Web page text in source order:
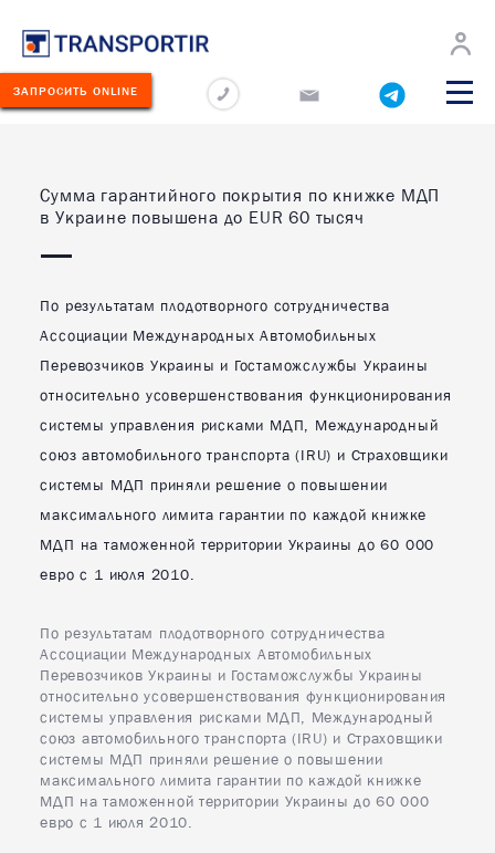
О
НовостиПеревозчикам
Минск
ЗАПРОСИТЬ ONLINE
НОВОСТИ
ПЕРЕВОЗЧИКАМ
КОНТАКТЫ
Сумма гарантийного покрытия по книжке МДП
в Украине повышена до EUR 60 тысяч
По результатам плодотворного сотрудничества
Ассоциации Международных Автомобильных
Перевозчиков Украины и Гостаможслужбы Украины
относительно усовершенствования функционирования
системы управления рисками МДП, Международный
союз автомобильного транспорта (IRU) и Страховщики
системы МДП приняли решение о повышении
максимального лимита гарантии по каждой книжке
МДП на таможенной территории Украины до 60 000
евро с 1 июля 2010.
По результатам плодотворного сотрудничества
Ассоциации Международных Автомобильных
Перевозчиков Украины и Гостаможслужбы Украины
относительно усовершенствования функционирования
системы управления рисками МДП, Международный
союз автомобильного транспорта (IRU) и Страховщики
системы МДП приняли решение о повышении
максимального лимита гарантии по каждой книжке
МДП на таможенной территории Украины до 60 000
евро с 1 июля 2010.